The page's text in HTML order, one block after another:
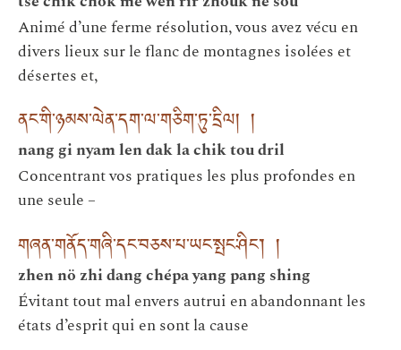
Animé d’une ferme résolution, vous avez vécu en
divers lieux sur le flanc de montagnes isolées et
désertes et,
ནང་གི་ཉམས་ལེན་དག་ལ་གཅིག་ཏུ་དྲིལ། །
nang gi nyam len dak la chik tou dril
Concentrant vos pratiques les plus profondes en
une seule –
གཞན་གནོད་གཞི་དང་བཅས་པ་ཡང་སྤང་ཤིང་། །
zhen nö zhi dang chépa yang pang shing
Évitant tout mal envers autrui en abandonnant les
états d’esprit qui en sont la cause